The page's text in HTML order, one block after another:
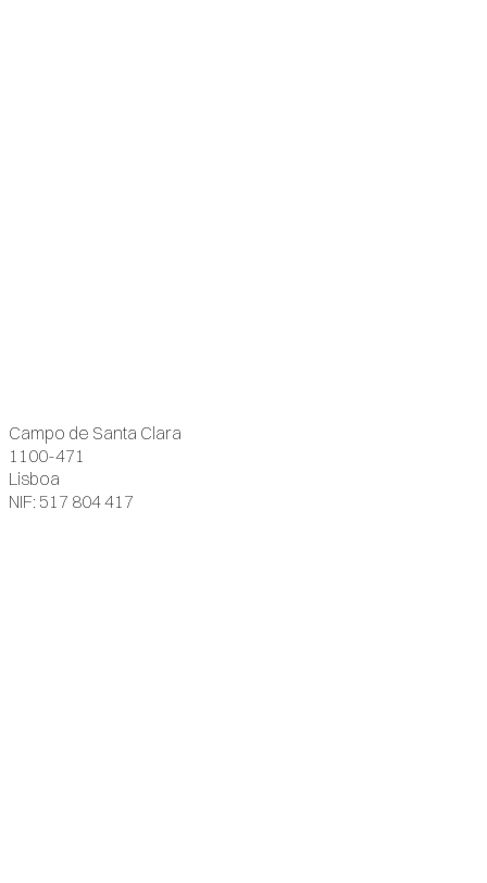
Campo de Santa Clara
1100-471
Lisboa
NIF: 517 804 417